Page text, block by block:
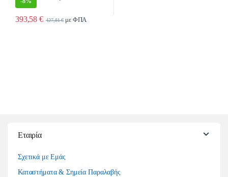
393,58€ 427,81€με ΦΠΑ
Εταιρία
Σχετικά με Εμάς
Καταστήματα & Σημεία Παραλαβής